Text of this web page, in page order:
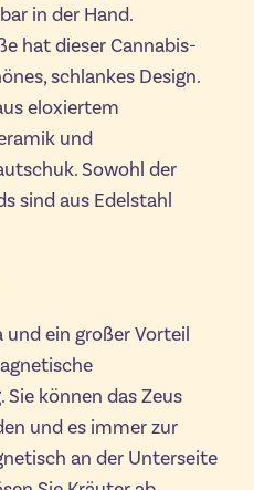
in der Hand.
hat dieser Cannabis-
schlankes Design.
eloxiertem
und
Sowohl der
sind aus Edelstahl
und ein großer Vorteil
können das Zeus
und es immer zur
an der Unterseite